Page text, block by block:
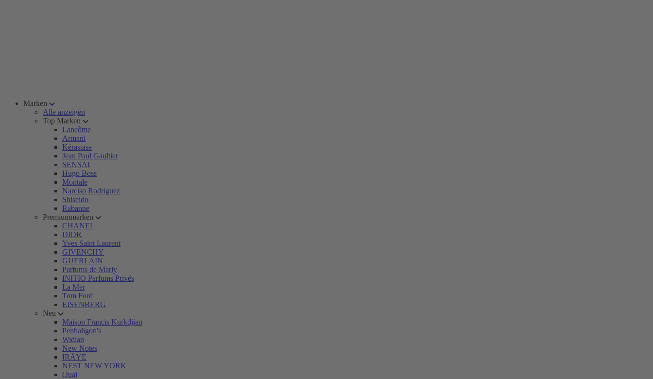
Marken
Alle anzeigen
Top Marken
Lancôme
Armani
Kérastase
Jean Paul Gaultier
SENSAI
Hugo Boss
Montale
Narciso Rodriguez
Shiseido
Rabanne
Premiummarken
CHANEL
DIOR
Yves Saint Laurent
GIVENCHY
GUERLAIN
Parfums de Marly
INITIO Parfums Privés
La Mer
Tom Ford
EISENBERG
Neu
Maison Francis Kurkdjian
Penhaligon's
Widian
New Notes
IRÄYE
NEST NEW YORK
Ouai